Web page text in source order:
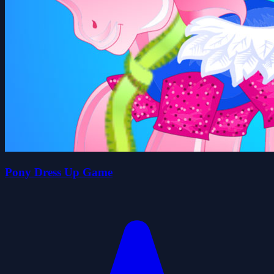
Pony Dress Up Game